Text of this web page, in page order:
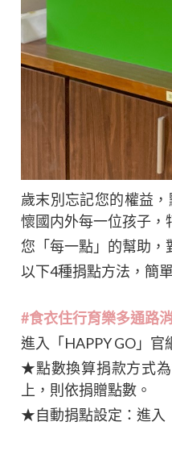
歲末別忘記您的權益
懷國内外每一位孩子，
您「每一點」的幫助，
以下4種捐點方法，簡
#食衣住行育樂多通路
進入「HAPPY GO」
★點數換算捐款方式
上，則依捐贈點數。
★自動捐點設定：進入